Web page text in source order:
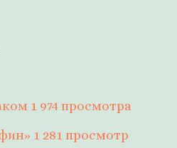
1 974 просмотра
1 281 просмотр